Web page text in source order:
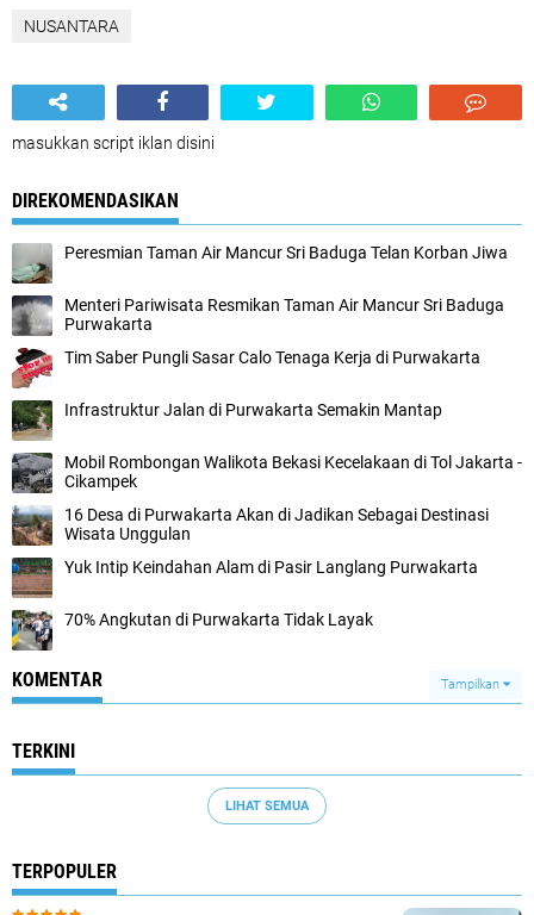
NUSANTARA
masukkan script iklan disini
DIREKOMENDASIKAN
Peresmian Taman Air Mancur Sri Baduga Telan Korban Jiwa
Menteri Pariwisata Resmikan Taman Air Mancur Sri Baduga
Purwakarta
Tim Saber Pungli Sasar Calo Tenaga Kerja di Purwakarta
Infrastruktur Jalan di Purwakarta Semakin Mantap
Mobil Rombongan Walikota Bekasi Kecelakaan di Tol Jakarta -
Cikampek
16 Desa di Purwakarta Akan di Jadikan Sebagai Destinasi
Wisata Unggulan
Yuk Intip Keindahan Alam di Pasir Langlang Purwakarta
70% Angkutan di Purwakarta Tidak Layak
KOMENTAR Tampilkan
TERKINI
LIHAT SEMUA
TERPOPULER